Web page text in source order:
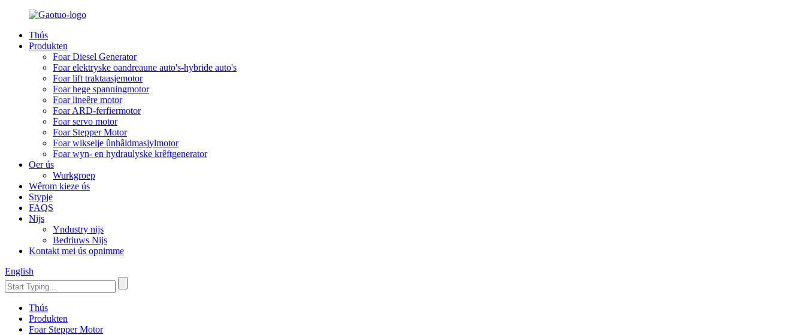
Thús
Produkten
Foar Diesel Generator
Foar elektryske oandreaune auto's-hybride auto's
Foar lift traktaasjemotor
Foar hege spanningmotor
Foar lineêre motor
Foar ARD-ferfiermotor
Foar servo motor
Foar Stepper Motor
Foar wikselje ûnhâldmasjylmotor
Foar wyn- en hydraulyske krêftgenerator
Oer ús
Wurkgroep
Wêrom kieze ús
Stypje
FAQS
Nijs
Yndustry nijs
Bedriuws Nijs
Kontakt mei ús opnimme
English
Thús
Produkten
Foar Stepper Motor